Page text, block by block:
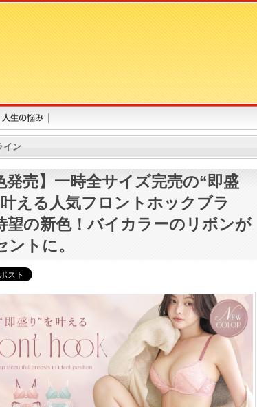
イン
発売】一時全サイズ完売の“即盛
える人気フロントホックブラ
望の新色！バイカラーのリボンが
ントに。